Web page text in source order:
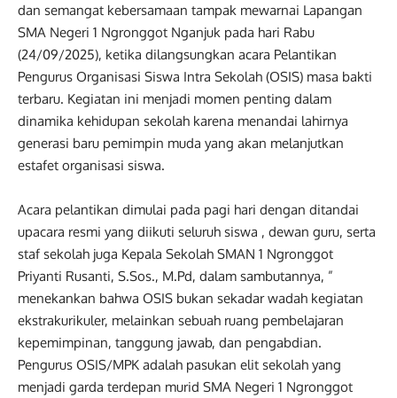
dan semangat kebersamaan tampak mewarnai Lapangan
SMA Negeri 1 Ngronggot Nganjuk pada hari Rabu
(24/09/2025), ketika dilangsungkan acara Pelantikan
Pengurus Organisasi Siswa Intra Sekolah (OSIS) masa bakti
terbaru. Kegiatan ini menjadi momen penting dalam
dinamika kehidupan sekolah karena menandai lahirnya
generasi baru pemimpin muda yang akan melanjutkan
estafet organisasi siswa.
Acara pelantikan dimulai pada pagi hari dengan ditandai
upacara resmi yang diikuti seluruh siswa , dewan guru, serta
staf sekolah juga Kepala Sekolah SMAN 1 Ngronggot
Priyanti Rusanti, S.Sos., M.Pd, dalam sambutannya, ”
menekankan bahwa OSIS bukan sekadar wadah kegiatan
ekstrakurikuler, melainkan sebuah ruang pembelajaran
kepemimpinan, tanggung jawab, dan pengabdian.
Pengurus OSIS/MPK adalah pasukan elit sekolah yang
menjadi garda terdepan murid SMA Negeri 1 Ngronggot